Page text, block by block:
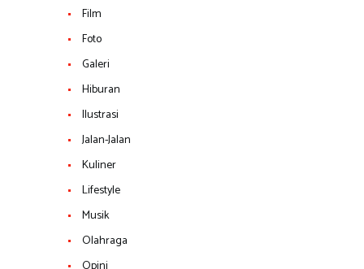
Film
Foto
Galeri
Hiburan
Ilustrasi
Jalan-Jalan
Kuliner
Lifestyle
Musik
Olahraga